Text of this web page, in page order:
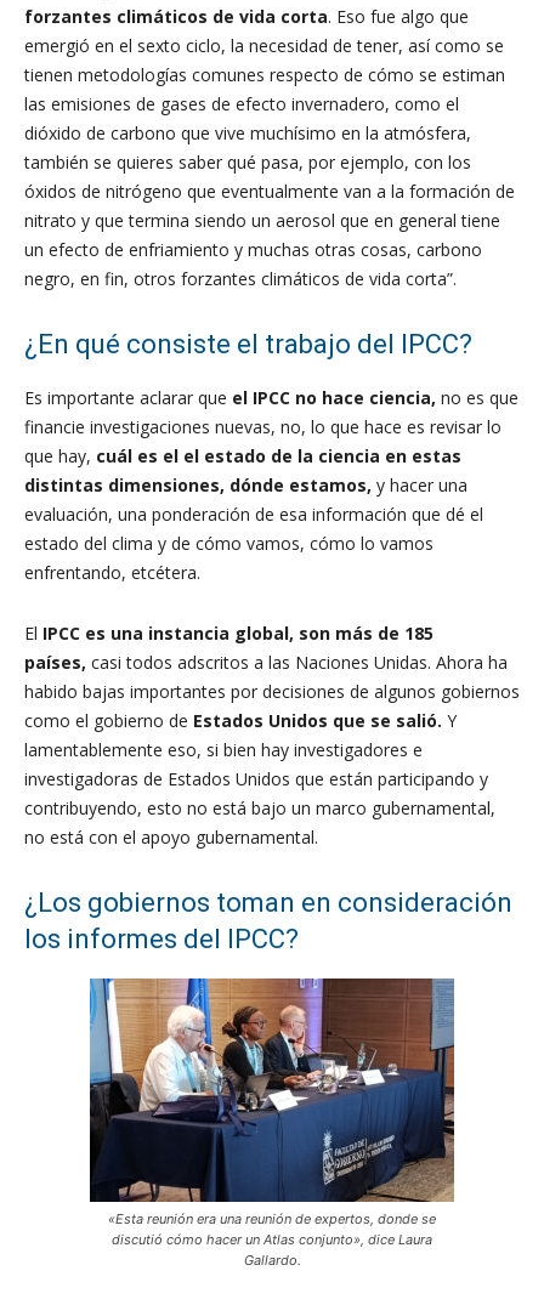
forzantes climáticos de vida corta. Eso fue algo que
emergió en el sexto ciclo, la necesidad de tener, así como se
tienen metodologías comunes respecto de cómo se estiman
las emisiones de gases de efecto invernadero, como el
dióxido de carbono que vive muchísimo en la atmósfera,
también se quieres saber qué pasa, por ejemplo, con los
óxidos de nitrógeno que eventualmente van a la formación de
nitrato y que termina siendo un aerosol que en general tiene
un efecto de enfriamiento y muchas otras cosas, carbono
negro, en fin, otros forzantes climáticos de vida corta”.
¿En qué consiste el trabajo del IPCC?
Es importante aclarar que el IPCC no hace ciencia, no es que
financie investigaciones nuevas, no, lo que hace es revisar lo
que hay, cuál es el el estado de la ciencia en estas
distintas dimensiones, dónde estamos, y hacer una
evaluación, una ponderación de esa información que dé el
estado del clima y de cómo vamos, cómo lo vamos
enfrentando, etcétera.
El IPCC es una instancia global, son más de 185
países, casi todos adscritos a las Naciones Unidas. Ahora ha
habido bajas importantes por decisiones de algunos gobiernos
como el gobierno de Estados Unidos que se salió. Y
lamentablemente eso, si bien hay investigadores e
investigadoras de Estados Unidos que están participando y
contribuyendo, esto no está bajo un marco gubernamental,
no está con el apoyo gubernamental.
¿Los gobiernos toman en consideración
los informes del IPCC?
«Esta reunión era una reunión de expertos, donde se
discutió cómo hacer un Atlas conjunto», dice Laura
Gallardo.